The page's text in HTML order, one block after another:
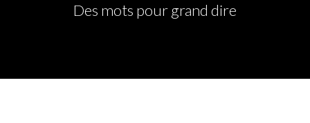
Des mots pour grand dire